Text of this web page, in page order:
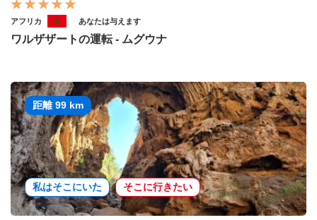
アフリカ あなたは与えます
ワルザザートの運転 - ムグウナ
距離 99 km
私はそこにいた そこに行きたい